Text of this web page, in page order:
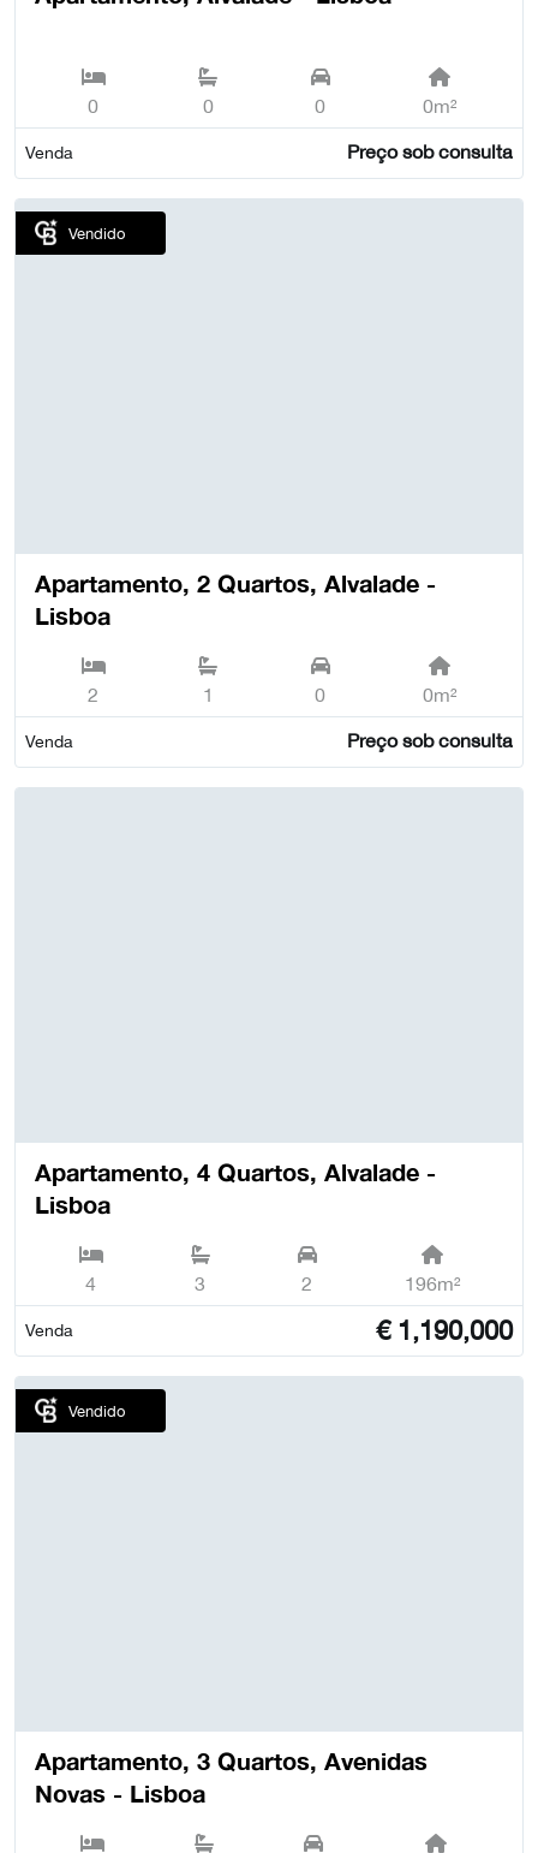
0 0 0 0m²
Venda Preço sob consulta
Vendido
Apartamento, 2 Quartos, Alvalade -
Lisboa
2 1 0 0m²
Venda Preço sob consulta
Apartamento, 4 Quartos, Alvalade -
Lisboa
4 3 2 196m²
Venda € 1,190,000
Vendido
Apartamento, 3 Quartos, Avenidas
Novas - Lisboa